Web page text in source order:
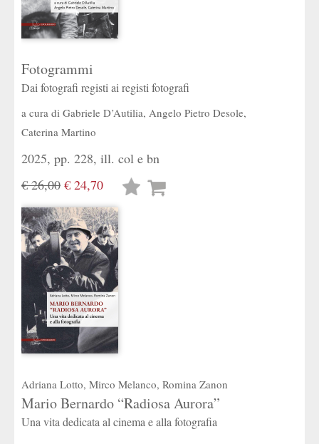
Fotogrammi
Dai fotografi registi ai registi fotografi
a cura di Gabriele D’Autilia, Angelo Pietro Desole,
Caterina Martino
2025, pp. 228, ill. col e bn
€ 26,00 € 24,70
Lista
Adriana Lotto, Mirco Melanco, Romina Zanon
Mario Bernardo “Radiosa Aurora”
Una vita dedicata al cinema e alla fotografia